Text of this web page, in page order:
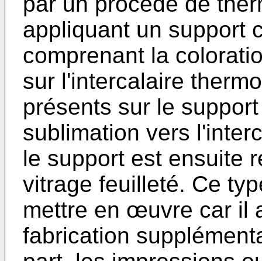
appliquant un support
comprenant la
sur l'intercalaire
présents sur le
sublimation vers
le support est ensuite
vitrage feuilleté. Ce
mettre en œuvre car il
fabrication